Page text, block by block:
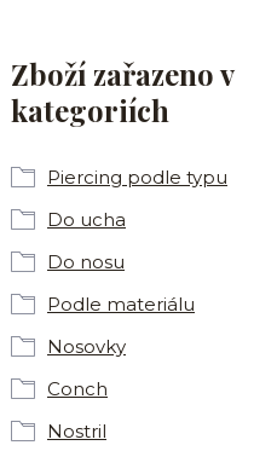
Zboží zařazeno v
kategoriích
Piercing podle typu
Do ucha
Do nosu
Podle materiálu
Nosovky
Conch
Nostril